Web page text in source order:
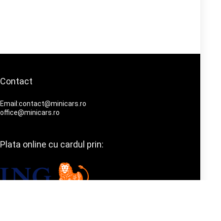
Contact
Email:contact@minicars.ro
office@minicars.ro
Plata online cu cardul prin: